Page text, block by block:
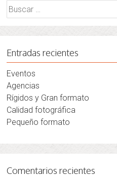
Buscar:
Entradas recientes
Eventos
Agencias
Rígidos y Gran formato
Calidad fotográfica
Pequeño formato
Comentarios recientes